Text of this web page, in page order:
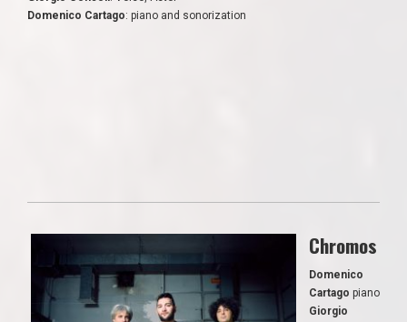
Domenico Cartago: piano and sonorization
Chromos
Domenico
Cartago piano
Giorgio